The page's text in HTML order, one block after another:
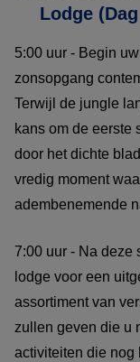
Lodge
5:00 uur - Begin
zonsopgang
Terwijl de jungle
kans om de eerste
door het dichte
vredig moment
adembenemende
7:00 uur - Na deze
lodge voor een
assortiment van
zullen geven die u
activiteiten die nog